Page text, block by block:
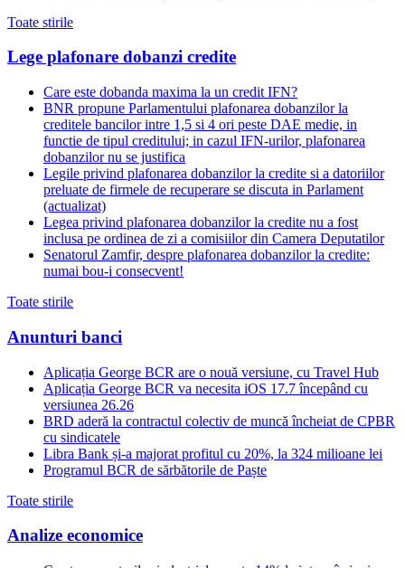
Toate stirile
Lege plafonare dobanzi credite
Care este dobanda maxima la un credit IFN?
BNR propune Parlamentului plafonarea dobanzilor la
creditele bancilor intre 1,5 si 4 ori peste DAE medie, in
functie de tipul creditului; in cazul IFN-urilor, plafonarea
dobanzilor nu se justifica
Legile privind plafonarea dobanzilor la credite si a datoriilor
preluate de firmele de recuperare se discuta in Parlament
(actualizat)
Legea privind plafonarea dobanzilor la credite nu a fost
inclusa pe ordinea de zi a comisiilor din Camera Deputatilor
Senatorul Zamfir, despre plafonarea dobanzilor la credite:
numai bou-i consecvent!
Toate stirile
Anunturi banci
Aplicația George BCR are o nouă versiune, cu Travel Hub
Aplicația George BCR va necesita iOS 17.7 începând cu
versiunea 26.26
BRD aderă la contractul colectiv de muncă încheiat de CPBR
cu sindicatele
Libra Bank și-a majorat profitul cu 20%, la 324 milioane lei
Programul BCR de sărbătorile de Paște
Toate stirile
Analize economice